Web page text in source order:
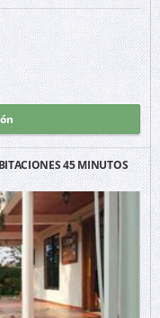
45 MINUTOS